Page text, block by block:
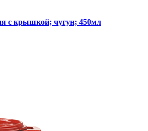
с крышкой; чугун; 450мл